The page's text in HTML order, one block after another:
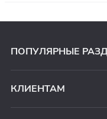
ПОПУЛЯРНЫЕ
КЛИЕНТАМ